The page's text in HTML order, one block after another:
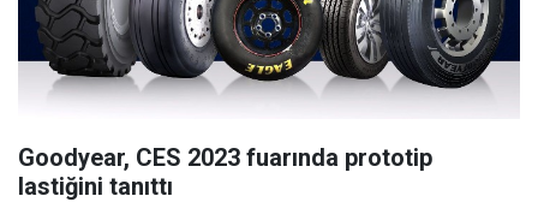
Goodyear, CES 2023 fuarında prototip
lastiğini tanıttı